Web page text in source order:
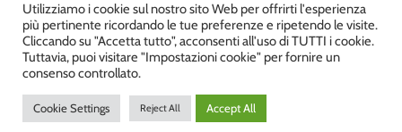
Atelier Kyriad da Mary – via Carducci, 12 – Chiavenna –
Sondrio P.Iva 00812910149 – Tel. 0343 36560 – Sito
realizzato daDiegoGiuriani.com
Utilizziamo i cookie sul nostro sito Web per offrirti l'esperienza
più pertinente ricordando le tue preferenze e ripetendo le visite.
Cliccando su "Accetta tutto", acconsenti all'uso di TUTTI i cookie.
Tuttavia, puoi visitare "Impostazioni cookie" per fornire un
consenso controllato.
Cookie Settings Reject All Accept All